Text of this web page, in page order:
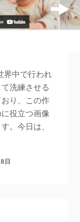
界中で行われ
洗練させる
り、この作
役立つ画像
。今日は、
日